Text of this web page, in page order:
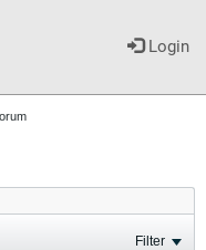
Login
Filter